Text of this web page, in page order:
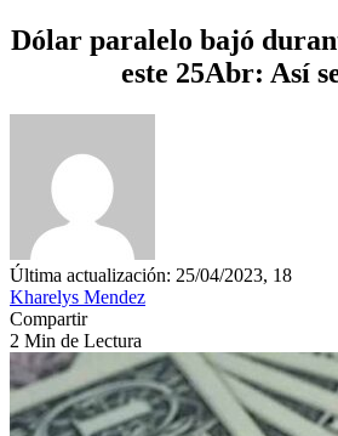
Dólar paralelo bajó
este 25Abr: Así
Última actualización: 25/04/2023, 18
Kharelys Mendez
Compartir
2 Min de Lectura